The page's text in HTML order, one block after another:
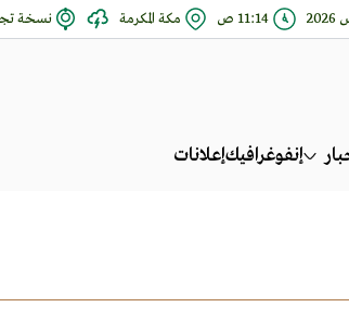
11:14 ص مكة المكرمة نسخة
إنفوغرافيكإعلانات